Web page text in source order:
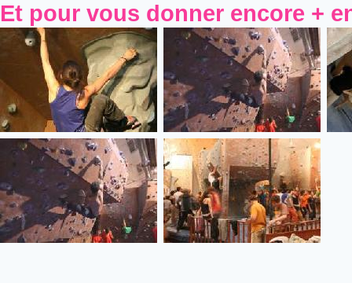
Et pour vous donner encore +